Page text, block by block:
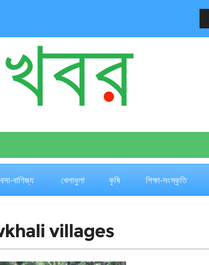
বাণিজ্য খেলাধুলা কৃষি শিক্ষা-সংস্কৃতি
villages